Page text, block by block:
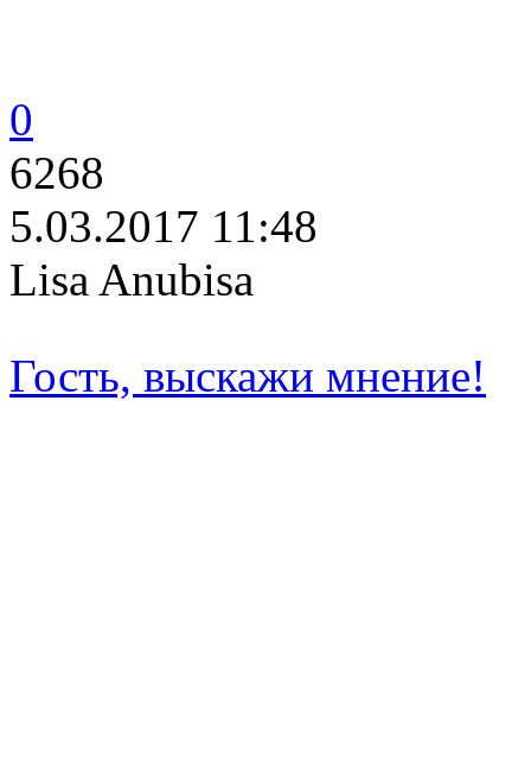
0
6268
5.03.2017 11:48
Lisa Anubisa
Гость, выскажи мнение!